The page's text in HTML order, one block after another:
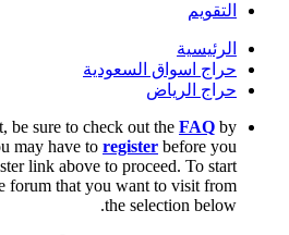
التقويم
الرئيسية
حراج اسواق السعودية
حراج الرياض
be sure to check out the FAQ by
may have to register before you
link above to proceed. To start
forum that you want to visit from
the selection below.